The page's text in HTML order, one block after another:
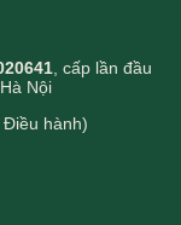
, cấp lần đầu
Nội
hành)